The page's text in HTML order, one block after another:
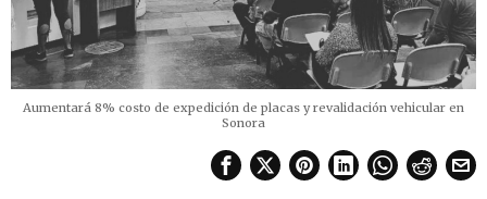
Aumentará 8% costo de expedición de placas y revalidación vehicular en
Sonora